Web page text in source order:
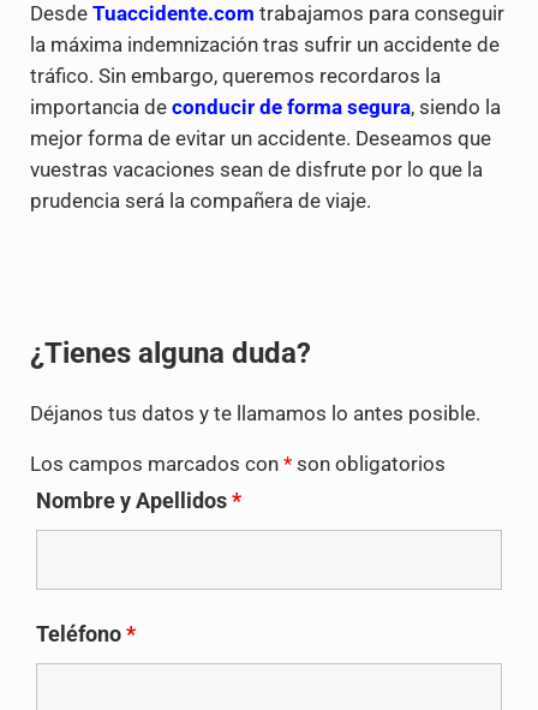
Desde Tuaccidente.com trabajamos para conseguir
la máxima indemnización tras sufrir un accidente de
tráfico. Sin embargo, queremos recordaros la
importancia de conducir de forma segura, siendo la
mejor forma de evitar un accidente. Deseamos que
vuestras vacaciones sean de disfrute por lo que la
prudencia será la compañera de viaje.
¿Tienes alguna duda?
Déjanos tus datos y te llamamos lo antes posible.
Los campos marcados con *son obligatorios
Nombre y Apellidos*
Teléfono*